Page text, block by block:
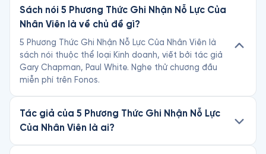
Sách nói 5 Phương Thức Ghi Nhận Nỗ Lực Của
Nhân Viên là về chủ đề gì?
5 Phương Thức Ghi Nhận Nỗ Lực Của Nhân Viên là
sách nói thuộc thể loại Kinh doanh, viết bởi tác giả
Gary Chapman, Paul White. Nghe thử chương đầu
miễn phí trên Fonos.
Tác giả của 5 Phương Thức Ghi Nhận Nỗ Lực
Của Nhân Viên là ai?